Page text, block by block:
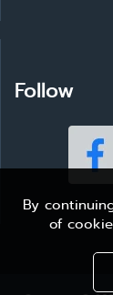
Follow
By
of